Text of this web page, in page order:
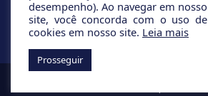
desempenho). Ao navegar em nosso
site, você concorda com o uso de
cookies em nosso site. Leia mais
Prosseguir